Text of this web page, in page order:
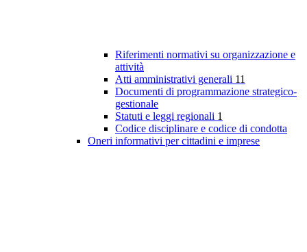
Riferimenti normativi su organizzazione e
attività
Atti amministrativi generali 11
Documenti di programmazione strategico-
gestionale
Statuti e leggi regionali 1
Codice disciplinare e codice di condotta
Oneri informativi per cittadini e imprese